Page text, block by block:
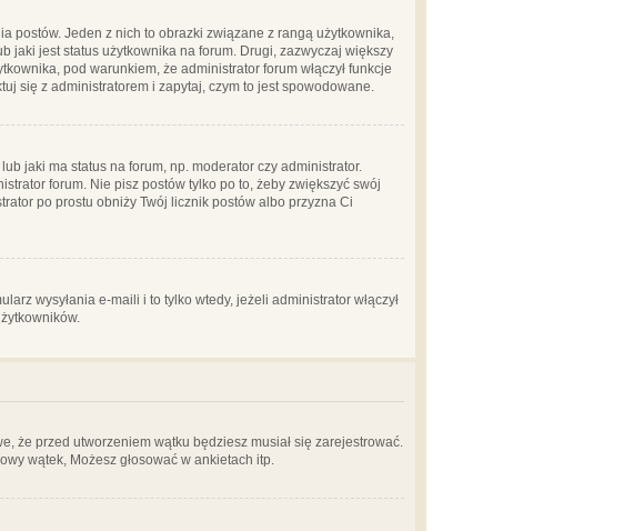
postów. Jeden z nich to obrazki związane z rangą użytkownika,
jaki jest status użytkownika na forum. Drugi, zazwyczaj większy
pod warunkiem, że administrator forum włączył funkcje
się z administratorem i zapytaj, czym to jest spowodowane.
jaki ma status na forum, np. moderator czy administrator.
forum. Nie pisz postów tylko po to, żeby zwiększyć swój
po prostu obniży Twój licznik postów albo przyzna Ci
wysyłania e-maili i to tylko wtedy, jeżeli administrator włączył
że przed utworzeniem wątku będziesz musiał się zarejestrować.
wątek, Możesz głosować w ankietach itp.